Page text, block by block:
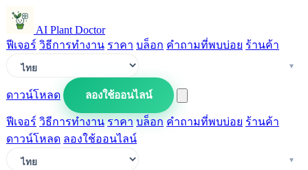
AI Plant Doctor
ฟีเจอร์ วิธีการทำงาน ราคา บล็อก คำถามที่พบบ่อย ร้านค้า
ดาวน์โหลด ลองใช้ออนไลน์
ฟีเจอร์ วิธีการทำงาน ราคา บล็อก คำถามที่พบบ่อย ร้านค้า
ดาวน์โหลด ลองใช้ออนไลน์